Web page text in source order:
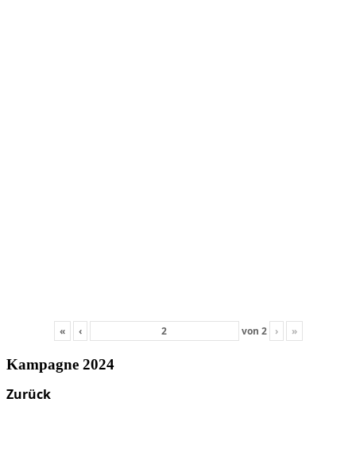
« ‹ von 2 › »
Kampagne 2024
Zurück